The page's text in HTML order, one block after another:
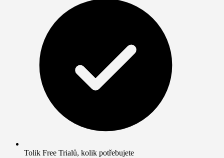
Tolik Free Trialů, kolik potřebujete